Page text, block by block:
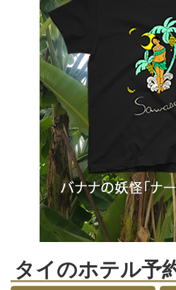
タイのホテル予